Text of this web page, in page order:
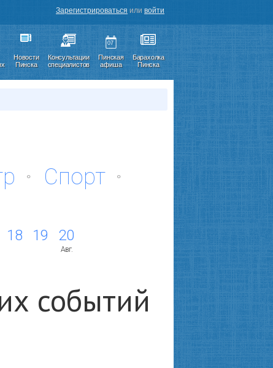
Зарегистрироваться или войти
Новости
Пинска
Консультации
специалистов
07
Пинская
афиша
Барахолка
Пинска
Спорт
18 19 20
Авг.
событий